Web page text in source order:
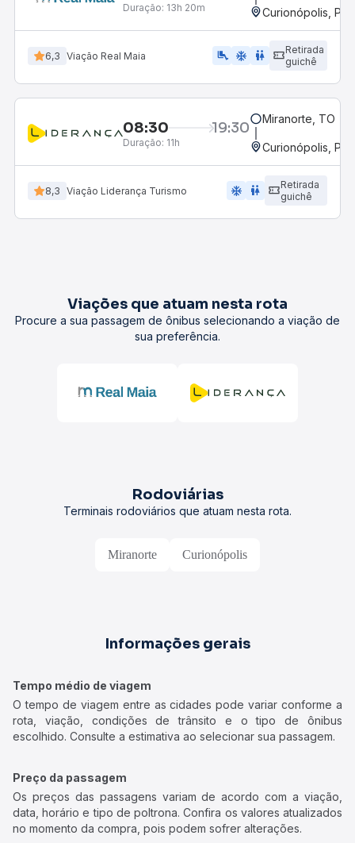
Duração: 13h 20m Curionópolis, PA
6,3 Viação Real Maia airline_seat_legroom_extra ac_unit wc
Retirada
guichê
08:30 19:30
Duração: 11h
Miranorte, TO
Curionópolis, PA
8,3 Viação Liderança Turismo ac_unit wc
Retirada
guichê
Viações que atuam nesta rota
Procure a sua passagem de ônibus selecionando a viação de
sua preferência.
Rodoviárias
Terminais rodoviários que atuam nesta rota.
Miranorte Curionópolis
Informações gerais
Tempo médio de viagem
O tempo de viagem entre as cidades pode variar conforme a
rota, viação, condições de trânsito e o tipo de ônibus
escolhido. Consulte a estimativa ao selecionar sua passagem.
Preço da passagem
Os preços das passagens variam de acordo com a viação,
data, horário e tipo de poltrona. Confira os valores atualizados
no momento da compra, pois podem sofrer alterações.